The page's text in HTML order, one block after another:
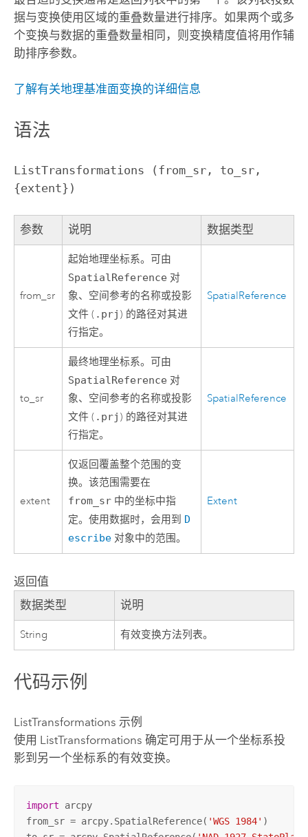
据与变换使用区域的重叠数量进行排序。如果两个或多
个变换与数据的重叠数量相同，则变换精度值将用作辅
助排序参数。
了解有关地理基准面变换的详细信息
语法
ListTransformations (from_sr, to_sr,
{extent})
参数 说明 数据类型
from_sr
起始地理坐标系。可由
SpatialReference 对
象、空间参考的名称或投影
文件 ( .prj ) 的路径对其进
行指定。
SpatialReference
to_sr
最终地理坐标系。可由
SpatialReference 对
象、空间参考的名称或投影
文件 ( .prj ) 的路径对其进
行指定。
SpatialReference
extent
仅返回覆盖整个范围的变
换。该范围需要在
from_sr 中的坐标中指
定。使用数据时，会用到 D
escribe 对象中的范围。
Extent
返回值
数据类型 说明
String 有效变换方法列表。
代码示例
ListTransformations 示例
使用 ListTransformations 确定可用于从一个坐标系投
影到另一个坐标系的有效变换。
import arcpy
from_sr = arcpy.SpatialReference( 'WGS 1984' )